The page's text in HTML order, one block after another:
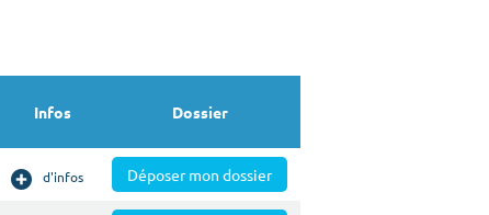
Infos Dossier
d'infos Déposer mon dossier